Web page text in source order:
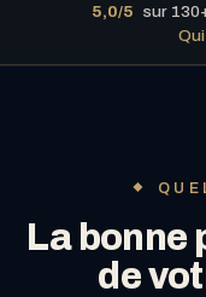
5,0/5 sur
La bonne
de